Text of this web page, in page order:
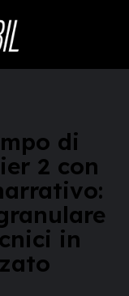
di
2 con
in